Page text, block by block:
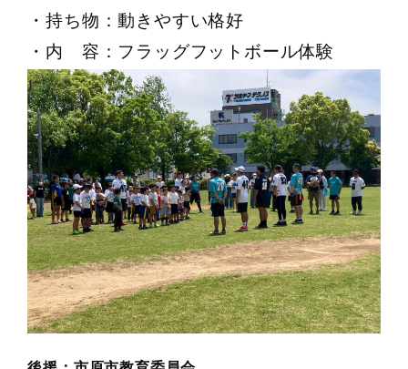
・持ち物：動きやすい格好
・内 容：フラッグフットボール体験